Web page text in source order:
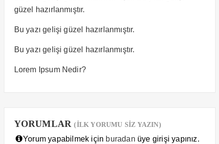
güzel hazırlanmıştır.
Bu yazı gelişi güzel hazırlanmıştır.
Bu yazı gelişi güzel hazırlanmıştır.
Lorem Ipsum Nedir?
YORUMLAR(İLK YORUMU SİZ YAZIN)
Yorum yapabilmek için buradan üye girişi yapınız.